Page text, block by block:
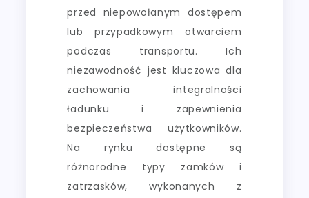
przed niepowołanym dostępem
lub przypadkowym otwarciem
podczas transportu. Ich
niezawodność jest kluczowa dla
zachowania integralności
ładunku i zapewnienia
bezpieczeństwa użytkowników.
Na rynku dostępne są
różnorodne typy zamków i
zatrzasków, wykonanych z